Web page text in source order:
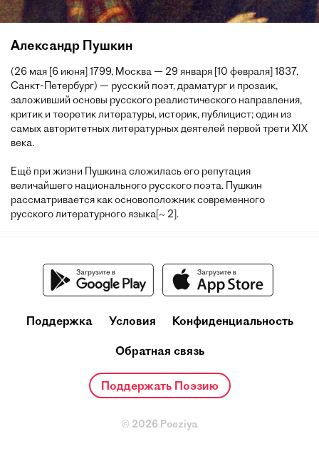
Александр Пушкин
(26 мая [6 июня] 1799, Москва — 29 января [10 февраля] 1837,
Санкт-Петербург) — русский поэт, драматург и прозаик,
заложивший основы русского реалистического направления,
критик и теоретик литературы, историк, публицист; один из
самых авторитетных литературных деятелей первой трети XIX
века.
Ещё при жизни Пушкина сложилась его репутация
величайшего национального русского поэта. Пушкин
рассматривается как основоположник современного
русского литературного языка[~ 2].
Поддержка Условия Конфиденциальность
Обратная связь
Поддержать Поэзию
© 2026 Poeziya